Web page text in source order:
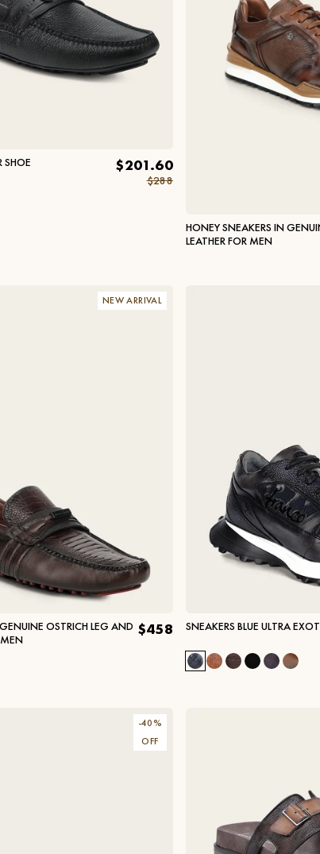
SHOE $201.60
$288
HONEY SNEAKERS IN
LEATHER FOR MEN
NEW ARRIVAL
OSTRICH LEG AND
MEN
$458 SNEAKERS BLUE ULTRA
-40%
OFF